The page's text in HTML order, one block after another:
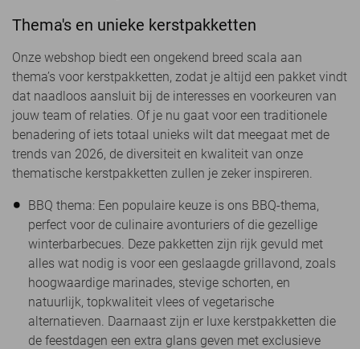
Thema's en unieke kerstpakketten
Onze webshop biedt een ongekend breed scala aan
thema’s voor kerstpakketten, zodat je altijd een pakket vindt
dat naadloos aansluit bij de interesses en voorkeuren van
jouw team of relaties. Of je nu gaat voor een traditionele
benadering of iets totaal unieks wilt dat meegaat met de
trends van 2026, de diversiteit en kwaliteit van onze
thematische kerstpakketten zullen je zeker inspireren.
BBQ thema: Een populaire keuze is ons BBQ-thema,
perfect voor de culinaire avonturiers of die gezellige
winterbarbecues. Deze pakketten zijn rijk gevuld met
alles wat nodig is voor een geslaagde grillavond, zoals
hoogwaardige marinades, stevige schorten, en
natuurlijk, topkwaliteit vlees of vegetarische
alternatieven. Daarnaast zijn er luxe kerstpakketten die
de feestdagen een extra glans geven met exclusieve